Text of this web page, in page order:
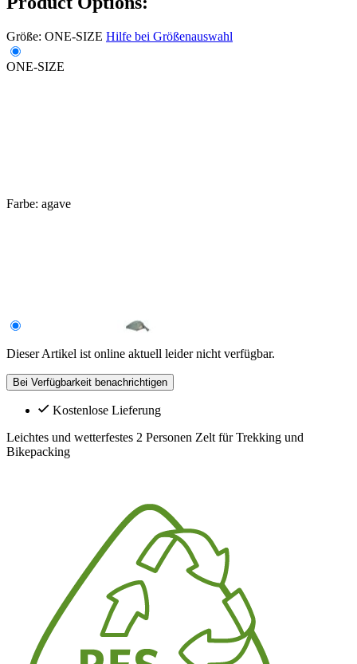
Größe: ONE-SIZE Hilfe bei Größenauswahl
ONE-SIZE
Farbe: agave
Dieser Artikel ist online aktuell leider nicht verfügbar.
Bei Verfügbarkeit benachrichtigen
Kostenlose Lieferung
Leichtes und wetterfestes 2 Personen Zelt für Trekking und
Bikepacking